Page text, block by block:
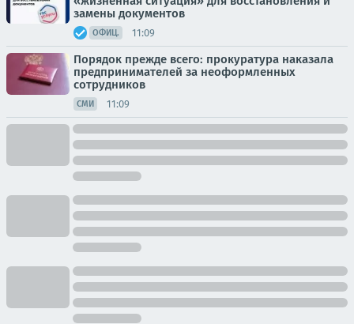
замены документов
ОФИЦ. 11:09
Порядок прежде всего: прокуратура наказала
предпринимателей за неоформленных
сотрудников
СМИ 11:09